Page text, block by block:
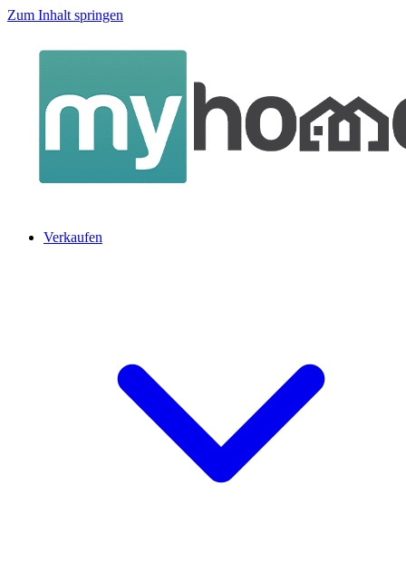
Zum Inhalt springen
Verkaufen